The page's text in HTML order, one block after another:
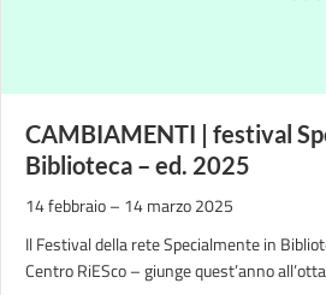
CAMBIAMENTI | festival
Biblioteca – ed. 2025
14 febbraio – 14 marzo 2025
Il Festival della rete Specialmente in
Centro RiESco – giunge quest’anno